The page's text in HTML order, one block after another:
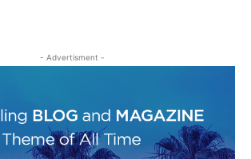
- Advertisment -